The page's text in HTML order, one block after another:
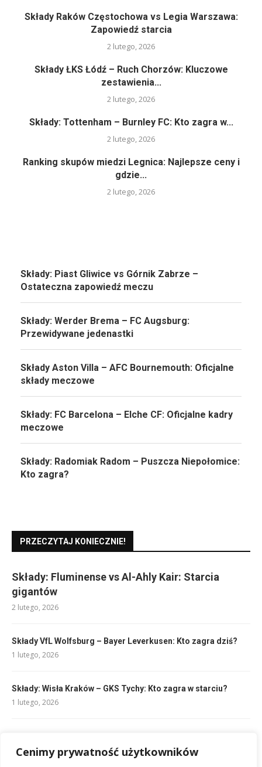
Cenimy prywatność użytkowników
Składy Raków Częstochowa vs Legia Warszawa:
Zapowiedź starcia
2 lutego, 2026
Składy ŁKS Łódź – Ruch Chorzów: Kluczowe
zestawienia...
2 lutego, 2026
Składy: Tottenham – Burnley FC: Kto zagra w...
2 lutego, 2026
Ranking skupów miedzi Legnica: Najlepsze ceny i
gdzie...
2 lutego, 2026
Składy: Piast Gliwice vs Górnik Zabrze –
Ostateczna zapowiedź meczu
Składy: Werder Brema – FC Augsburg:
Przewidywane jedenastki
Składy Aston Villa – AFC Bournemouth: Oficjalne
składy meczowe
Składy: FC Barcelona – Elche CF: Oficjalne kadry
meczowe
Składy: Radomiak Radom – Puszcza Niepołomice:
Kto zagra?
PRZECZYTAJ KONIECZNIE!
Składy: Fluminense vs Al-Ahly Kair: Starcia
gigantów
2 lutego, 2026
Składy VfL Wolfsburg – Bayer Leverkusen: Kto zagra dziś?
1 lutego, 2026
Składy: Wisła Kraków – GKS Tychy: Kto zagra w starciu?
1 lutego, 2026
1 lutego, 2026